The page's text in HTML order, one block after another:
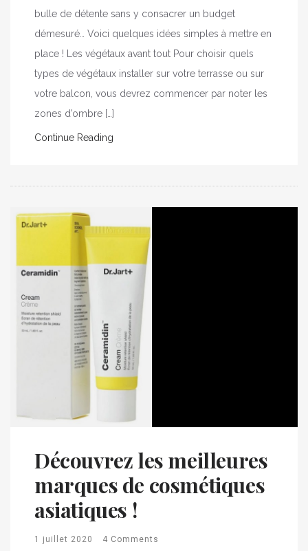
bulle de détente sans y consacrer un budget
démesuré… Voici quelques idées simples à mettre en
place ! Les végétaux avant tout Pour choisir quels
types de végétaux installer sur votre terrasse ou sur
votre balcon, vous devrez commencer par noter les
zones d’ombre […]
Continue Reading
Découvrez les meilleures
marques de cosmétiques
asiatiques !
1 juillet 2020 4 Comments